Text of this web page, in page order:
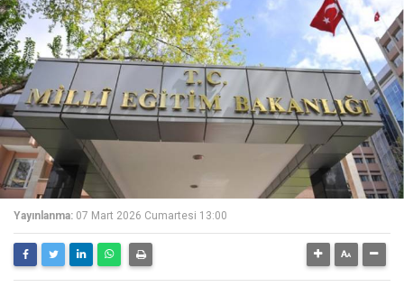
Yayınlanma: 07 Mart 2026 Cumartesi 13:00